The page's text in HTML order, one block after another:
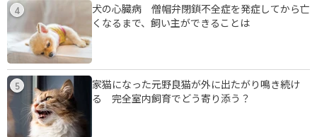
4
犬の心臓病 僧帽弁閉鎖不全症を発症してから亡
くなるまで、飼い主ができることは
5
家猫になった元野良猫が外に出たがり鳴き続け
る 完全室内飼育でどう寄り添う？